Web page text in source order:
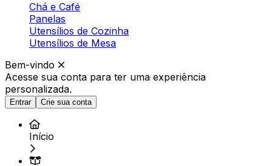
Chá e Café
Panelas
Utensílios de Cozinha
Utensílios de Mesa
Bem-vindo
Acesse sua conta para ter uma experiência
personalizada.
Entrar Crie sua conta
Início